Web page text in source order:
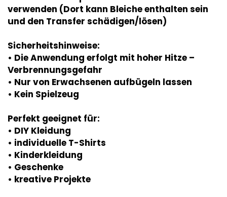
verwenden (Dort kann Bleiche enthalten sein
und den Transfer schädigen/lösen)
Sicherheitshinweise:
• Die Anwendung erfolgt mit hoher Hitze –
Verbrennungsgefahr
• Nur von Erwachsenen aufbügeln lassen
• Kein Spielzeug
Perfekt geeignet für:
• DIY Kleidung
• individuelle T-Shirts
• Kinderkleidung
• Geschenke
• kreative Projekte